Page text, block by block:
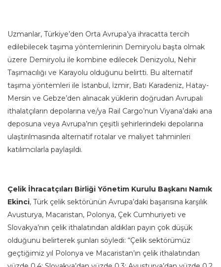
Uzmanlar, Türkiye’den Orta Avrupa’ya ihracatta tercih
edilebilecek taşıma yöntemlerinin Demiryolu başta olmak
üzere Demiryolu ile kombine edilecek Denizyolu, Nehir
Taşımacılığı ve Karayolu olduğunu belirtti. Bu alternatif
taşıma yöntemleri ile İstanbul, İzmir, Batı Karadeniz, Hatay-
Mersin ve Gebze’den alınacak yüklerin doğrudan Avrupalı
ithalatçıların depolarına ve/ya Rail Cargo’nun Viyana’daki ana
deposuna veya Avrupa’nın çeşitli şehirlerindeki depolarına
ulaştırılmasında alternatif rotalar ve maliyet tahminleri
katılımcılarla paylaşıldı.
Çelik İhracatçıları Birliği Yönetim Kurulu Başkanı Namık
Ekinci, Türk çelik sektörünün Avrupa’daki başarısına karşılık
Avusturya, Macaristan, Polonya, Çek Cumhuriyeti ve
Slovakya’nın çelik ithalatından aldıkları payın çok düşük
olduğunu belirterek şunları söyledi: “Çelik sektörümüz
geçtiğimiz yıl Polonya ve Macaristan’ın çelik ithalatından